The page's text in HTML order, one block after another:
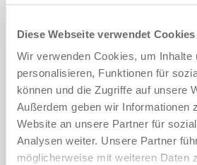
Diese Webseite verwendet Cookies
Wir verwenden Cookies, um Inhalte
personalisieren, Funktionen für
können und die Zugriffe auf unsere
Außerdem geben wir Informationen
Website an unsere Partner für
Analysen weiter. Unsere Partner
möglicherweise mit weiteren Daten
50 [mm]
220 [N]
LSX25-100